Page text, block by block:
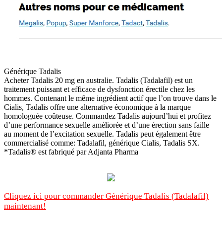
Générique Tadalis
Acheter Tadalis 20 mg en australie. Tadalis (Tadalafil) est un
traitement puissant et efficace de dysfonction érectile chez les
hommes. Contenant le même ingrédient actif que l’on trouve dans le
Cialis, Tadalis offre une alternative économique à la marque
homologuée coûteuse. Commandez Tadalis aujourd’hui et profitez
d’une performance sexuelle améliorée et d’une érection sans faille
au moment de l’excitation sexuelle. Tadalis peut également être
commercialisé comme: Tadalafil, générique Cialis, Tadalis SX.
*Tadalis® est fabriqué par Adjanta Pharma
Cliquez ici pour commander Générique Tadalis (Tadalafil)
maintenant!